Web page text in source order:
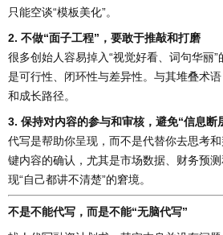
只能空谈“模板美化”。
2. 不做“面子工程”，要敢于推敲和打磨
很多创始人容易掉入“视觉好看、词句华丽
是可行性、闭环性与差异性。与其堆叠术
和成长路径。
3. 保持对内容的参与和审核，避免“信息断
代写是帮助你呈现，而不是代替你去思考
键内容的确认，尤其是市场数据、财务预
现“自己都讲不清楚”的窘境。
不是不能代写，而是不能“无脑代写”